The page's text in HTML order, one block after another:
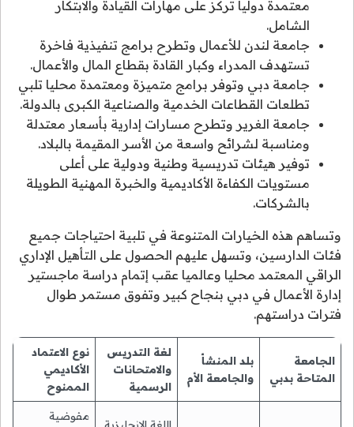
معتمدة دوليا تركز على مهارات القيادة والابتكار
الشامل.
جامعة لندن للأعمال وتطرح برامج تنفيذية فاخرة
تستهدف المدراء وكبار القادة بقطاع المال والأعمال.
جامعة دبي وتوفر برامج متميزة ومعتمدة محليا تلبي
تطلعات القطاعات الخدمية والصناعية الكبرى بالدولة.
جامعة الغرير وتطرح مسارات إدارية بأسعار معتدلة
ومناسبة لشرائح واسعة من الأسر المقيمة بالبلاد.
توفير هيئات تدريسية وطنية ودولية على أعلى
مستويات الكفاءة الأكاديمية والخبرة المهنية الطويلة
بالشركات.
وتساهم هذه الخيارات المتنوعة في تلبية احتياجات جميع
فئات الدارسين، وتسهل عليهم الحصول على التأهيل الإداري
الراقي المعتمد محليا وعالميا عقب إتمام دراسة ماجستير
إدارة الأعمال في دبي بنجاح كبير وتفوق مستمر طوال
فترات دراستهم.
الجامعة
المتاحة بدبي
بلد المنشأ
والجامعة الأم
لغة التدريس
والامتحانات
الرسمية
نوع الاعتماد
الأكاديمي
الممنوح
مفوضية